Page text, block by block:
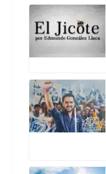
o
k
r
a
c
e
b
o
o
k
w
i
t
t
e
r
m
a
i
l